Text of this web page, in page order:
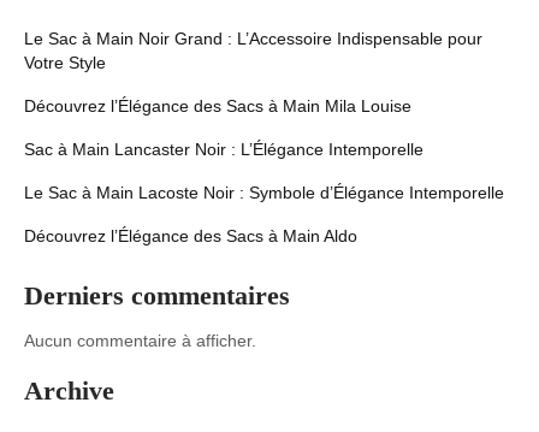
Le Sac à Main Noir Grand : L’Accessoire Indispensable pour
Votre Style
Découvrez l’Élégance des Sacs à Main Mila Louise
Sac à Main Lancaster Noir : L’Élégance Intemporelle
Le Sac à Main Lacoste Noir : Symbole d’Élégance Intemporelle
Découvrez l’Élégance des Sacs à Main Aldo
Derniers commentaires
Aucun commentaire à afficher.
Archive